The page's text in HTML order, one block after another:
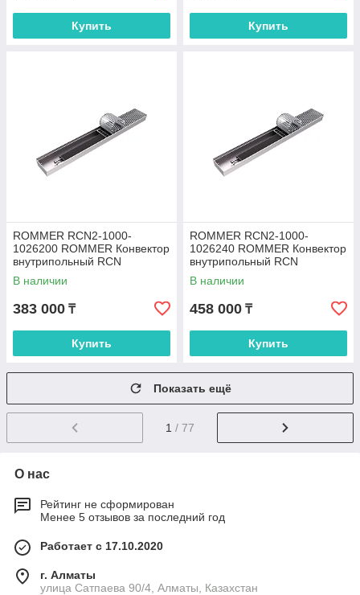
Купить Купить
ROMMER RCN2-1000-
1026200 ROMMER Конвектор
внутрипольный RCN
100.260.2000 (Решётка
роликовая, анодированный
В наличии
383 000 ₸
Купить
ROMMER RCN2-1000-
1026240 ROMMER Конвектор
внутрипольный RCN
100.260.2400 (Решётка
роликовая, анодированный
В наличии
458 000 ₸
Купить
Показать ещё
1 / 77
О нас
Рейтинг не сформирован
Менее 5 отзывов за последний год
Работает с 17.10.2020
г. Алматы
улица Сатпаева 90/4, Алматы, Казахстан